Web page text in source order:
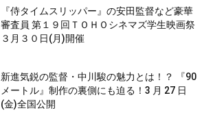
『侍タイムスリッパー』の安田監督など豪華
審査員 第１９回ＴＯＨＯシネマズ学生映画祭
３月３０日(月)開催
新進気鋭の監督・中川駿の魅力とは！？ 『90
メートル』制作の裏側にも迫る！3 月 27 日
(金)全国公開